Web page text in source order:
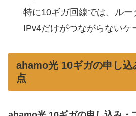
特に10ギガ回線では、ル
IPv4だけがつながらないケ
ahamo光 10ギガの申し込
点